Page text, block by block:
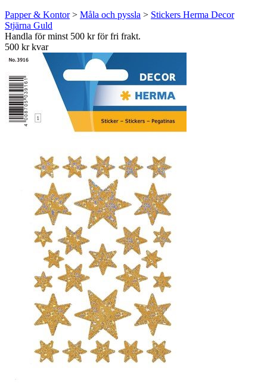
Papper & Kontor> Måla och pyssla > Stickers Herma Decor
Stjärna Guld
Handla för minst 500 kr för fri frakt.
500 kr kvar